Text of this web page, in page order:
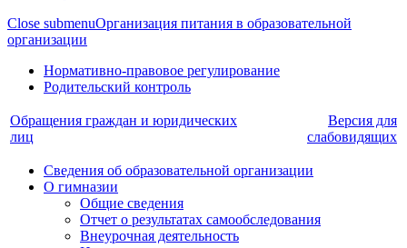
Close submenuОрганизация питания в образовательной
организации
Нормативно-правовое регулирование
Родительский контроль
Обращения граждан и юридических
лиц
Версия для
слабовидящих
Сведения об образовательной организации
О гимназии
Общие сведения
Отчет о результатах самообследования
Внеурочная деятельность